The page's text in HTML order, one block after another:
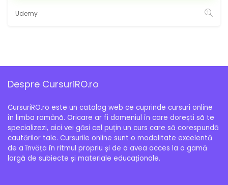
Udemy
Despre CursuriRO.ro
CursuriRO.ro este un catalog web ce cuprinde cursuri online
în limba română. Oricare ar fi domeniul în care dorești să te
specializezi, aici vei găsi cel puțin un curs care să corespundă
cautărilor tale. Cursurile online sunt o modalitate excelentă
de a învăța în ritmul propriu și de a avea acces la o gamă
largă de subiecte și materiale educaționale.